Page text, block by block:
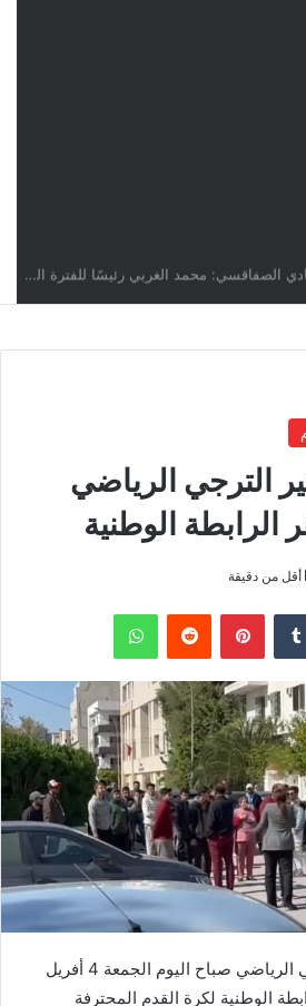
الترجي الرياضي
الرابطة الوطنية
أقل من دقيقة
بينتيريست واتساب
تجمع عدد من أحباء الترجي الرياضي صباح اليوم الجمعة 4 أفريل